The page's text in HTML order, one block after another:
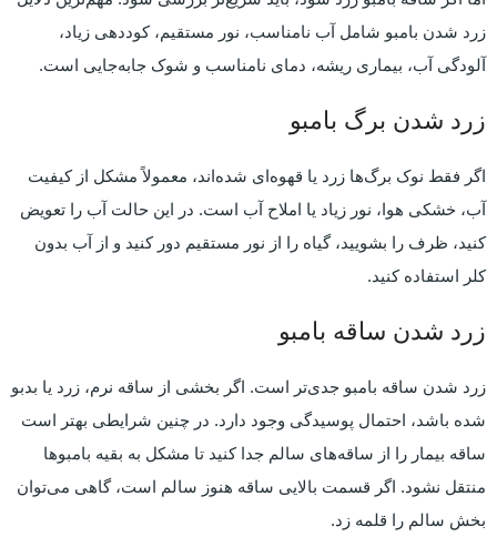
زرد شدن بامبو شامل آب نامناسب، نور مستقیم، کوددهی زیاد،
آلودگی آب، بیماری ریشه، دمای نامناسب و شوک جابه‌جایی است.
زرد شدن برگ بامبو
اگر فقط نوک برگ‌ها زرد یا قهوه‌ای شده‌اند، معمولاً مشکل از کیفیت
آب، خشکی هوا، نور زیاد یا املاح آب است. در این حالت آب را تعویض
کنید، ظرف را بشویید، گیاه را از نور مستقیم دور کنید و از آب بدون
کلر استفاده کنید.
زرد شدن ساقه بامبو
زرد شدن ساقه بامبو جدی‌تر است. اگر بخشی از ساقه نرم، زرد یا بدبو
شده باشد، احتمال پوسیدگی وجود دارد. در چنین شرایطی بهتر است
ساقه بیمار را از ساقه‌های سالم جدا کنید تا مشکل به بقیه بامبوها
منتقل نشود. اگر قسمت بالایی ساقه هنوز سالم است، گاهی می‌توان
بخش سالم را قلمه زد.